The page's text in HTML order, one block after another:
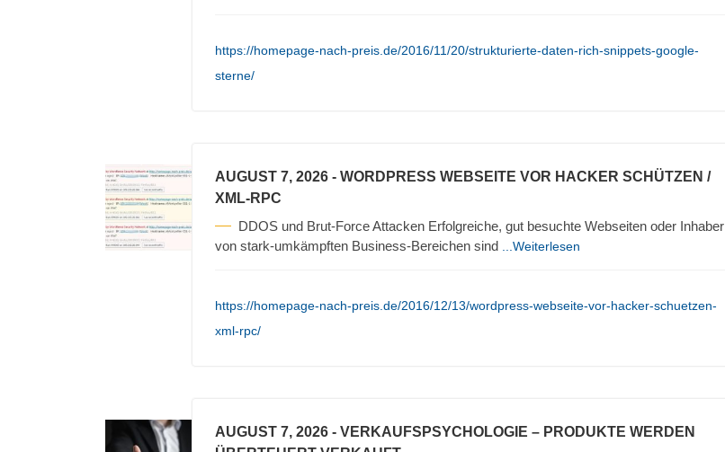
https://homepage-nach-preis.de/2016/11/20/strukturierte-daten-rich-snippets-google-
sterne/
AUGUST 7, 2026 - WORDPRESS WEBSEITE VOR HACKER SCHÜTZEN /
XML-RPC
DDOS und Brut-Force Attacken Erfolgreiche, gut besuchte Webseiten oder Inhaber
von stark-umkämpften Business-Bereichen sind
...Weiterlesen
https://homepage-nach-preis.de/2016/12/13/wordpress-webseite-vor-hacker-schuetzen-
xml-rpc/
AUGUST 7, 2026 - VERKAUFSPSYCHOLOGIE – PRODUKTE WERDEN